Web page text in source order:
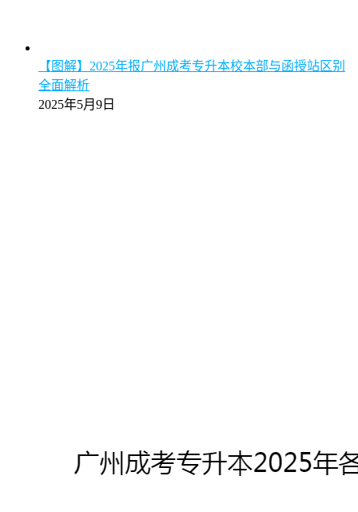
【图解】2025年报广州成考专升本校本部与函授站区别
全面解析
2025年5月9日